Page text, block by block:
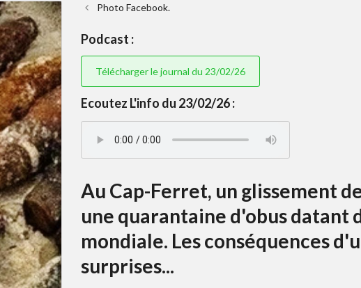
Photo Facebook.
Podcast :
Télécharger le journal du 23/02/26
Ecoutez L'info du 23/02/26 :
Au Cap-Ferret, un glissement
une quarantaine d'obus datant
mondiale. Les conséquences
surprises...